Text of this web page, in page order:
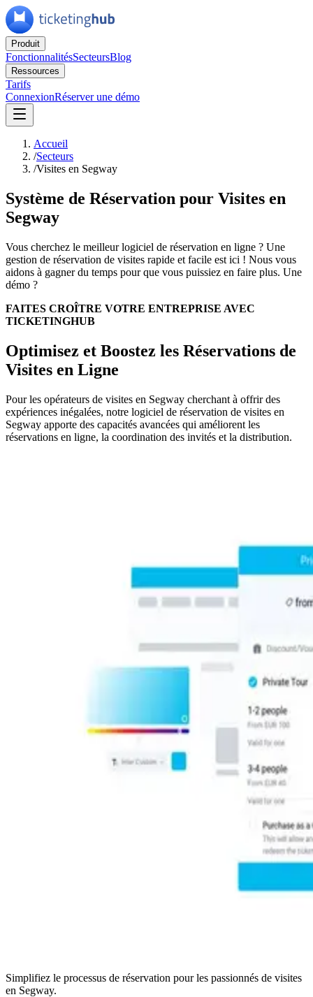
Produit
FonctionnalitésSecteursBlog
Ressources
Tarifs
ConnexionRéserver une démo
Accueil
/Secteurs
/Visites en Segway
Système de Réservation pour Visites en
Segway
Vous cherchez le meilleur logiciel de réservation en ligne ? Une
gestion de réservation de visites rapide et facile est ici ! Nous vous
aidons à gagner du temps pour que vous puissiez en faire plus. Une
démo ?
FAITES CROÎTRE VOTRE ENTREPRISE AVEC
TICKETINGHUB
Optimisez et Boostez les Réservations de
Visites en Ligne
Pour les opérateurs de visites en Segway cherchant à offrir des
expériences inégalées, notre logiciel de réservation de visites en
Segway apporte des capacités avancées qui améliorent les
réservations en ligne, la coordination des invités et la distribution.
Simplifiez le processus de réservation pour les passionnés de visites
en Segway.